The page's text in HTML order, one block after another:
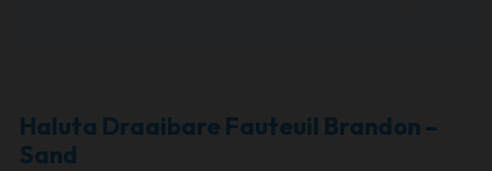
Haluta Draaibare Fauteuil Brandon –
Sand